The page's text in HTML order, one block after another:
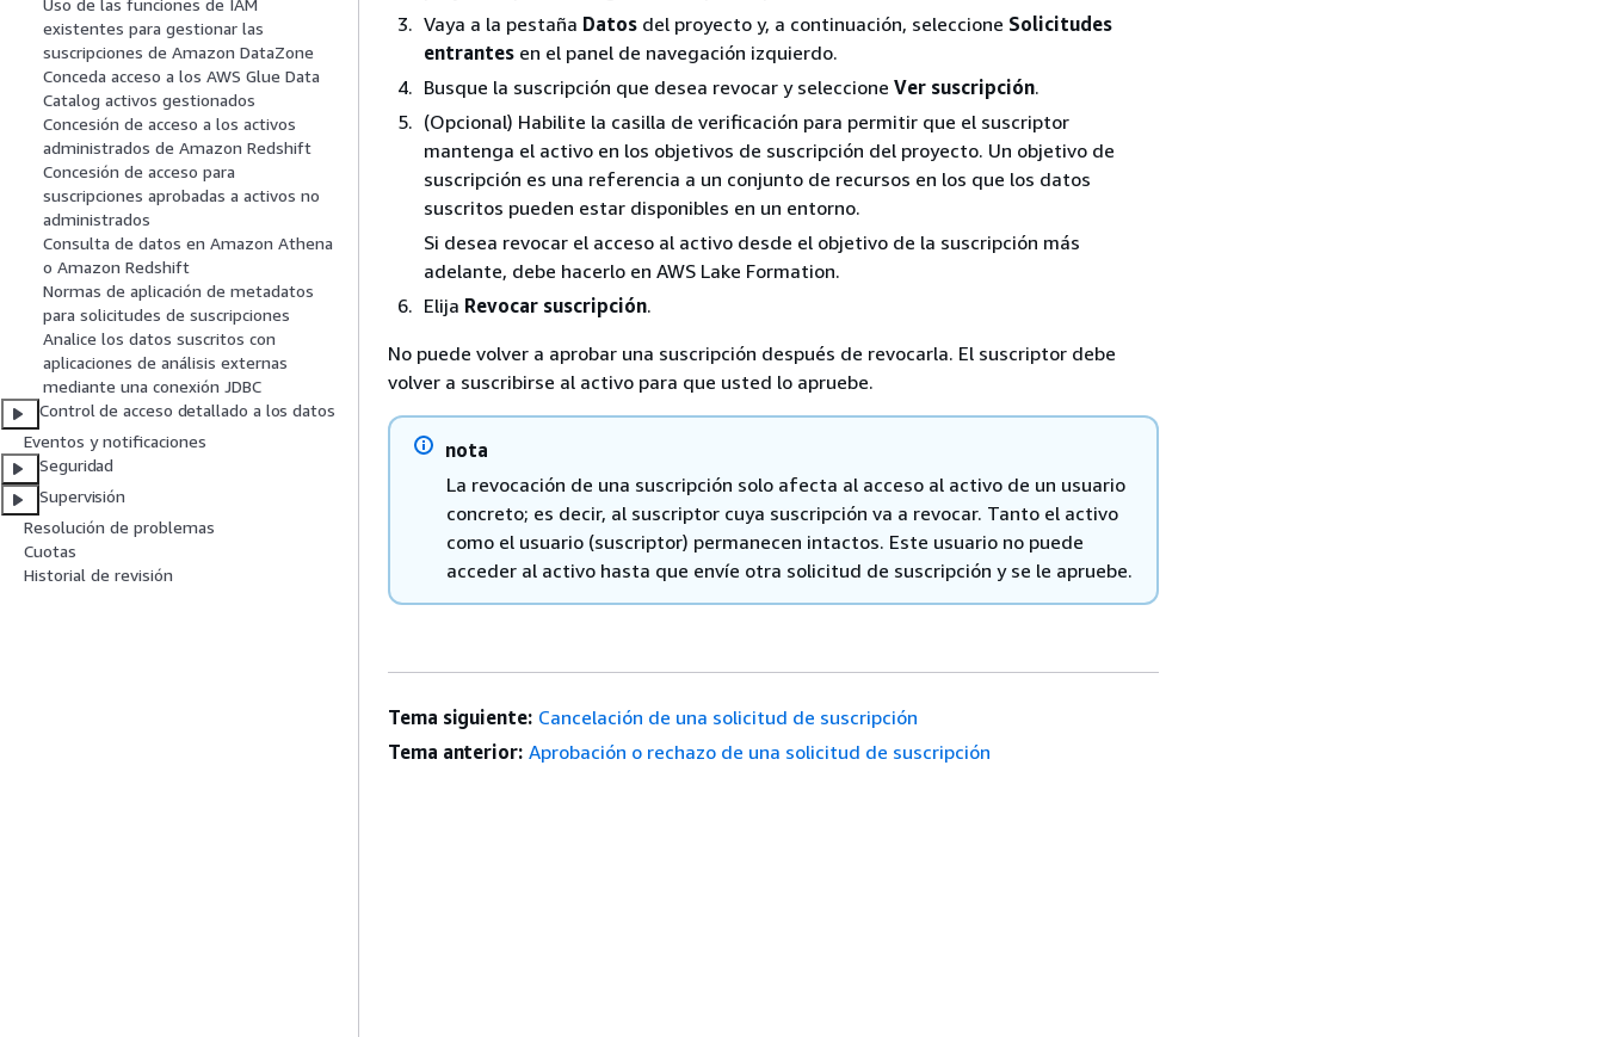
Uso de las funciones de IAM
existentes para gestionar las
suscripciones de Amazon DataZone
Conceda acceso a los AWS Glue Data
Catalog activos gestionados
Concesión de acceso a los activos
administrados de Amazon Redshift
Concesión de acceso para
suscripciones aprobadas a activos no
administrados
Consulta de datos en Amazon Athena
o Amazon Redshift
Normas de aplicación de metadatos
para solicitudes de suscripciones
Analice los datos suscritos con
aplicaciones de análisis externas
mediante una conexión JDBC
Control de acceso detallado a los datos
Eventos y notificaciones
Seguridad
Supervisión
Resolución de problemas
Cuotas
Historial de revisión
Vaya a la pestaña Datos del proyecto y, a continuación, seleccione Solicitudes
entrantes en el panel de navegación izquierdo.
Busque la suscripción que desea revocar y seleccione Ver suscripción.
(Opcional) Habilite la casilla de verificación para permitir que el suscriptor
mantenga el activo en los objetivos de suscripción del proyecto. Un objetivo de
suscripción es una referencia a un conjunto de recursos en los que los datos
suscritos pueden estar disponibles en un entorno.
Si desea revocar el acceso al activo desde el objetivo de la suscripción más
adelante, debe hacerlo en AWS Lake Formation.
Elija Revocar suscripción.
No puede volver a aprobar una suscripción después de revocarla. El suscriptor debe
volver a suscribirse al activo para que usted lo apruebe.
nota
La revocación de una suscripción solo afecta al acceso al activo de un usuario
concreto; es decir, al suscriptor cuya suscripción va a revocar. Tanto el activo
como el usuario (suscriptor) permanecen intactos. Este usuario no puede
acceder al activo hasta que envíe otra solicitud de suscripción y se le apruebe.
Tema siguiente: Cancelación de una solicitud de suscripción
Tema anterior: Aprobación o rechazo de una solicitud de suscripción